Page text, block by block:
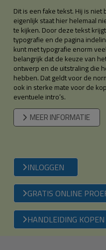
Dit is een fake tekst. Hij is
eigenlijk staat hier helemaal
te kijken. Door deze tekst
typografie en de pagina
kunt met typografie enorm
belangrijk dat de keuze van
ontwerp en de uitstraling die
hebben. Dat geldt voor de
ook in sterke mate voor de
eventuele intro’s.
MEER INFORMATIE
INLOGGEN
GRATIS ONLINE
HANDLEIDING KOPEN